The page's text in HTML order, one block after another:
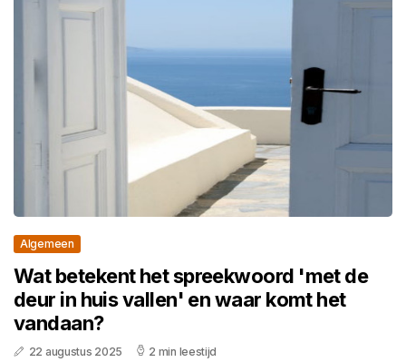
Algemeen
Wat betekent het spreekwoord 'met de
deur in huis vallen' en waar komt het
vandaan?
22 augustus 2025 2 min leestijd